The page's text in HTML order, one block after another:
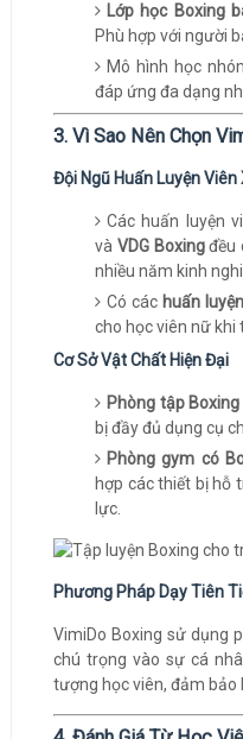
Lớp học Boxing
Phù hợp với người
Mô hình học
đáp ứng đa dạng
3. Vì Sao Nên Chọn
Đội Ngũ Huấn Luyện Viên
Các huấn luyện
và VDG Boxingđều
nhiều năm kinh
Có các huấn
cho học viên nữ khi
Cơ Sở Vật Chất Hiện Đại
Phòng tập
bị đầy đủ dụng cụ
Phòng gym có
hợp các thiết bị hỗ
lực.
Phương Pháp Dạy Tiên
VimiDo Boxing sử dụng
chú trọng vào sự cá
tượng học viên, đảm bảo